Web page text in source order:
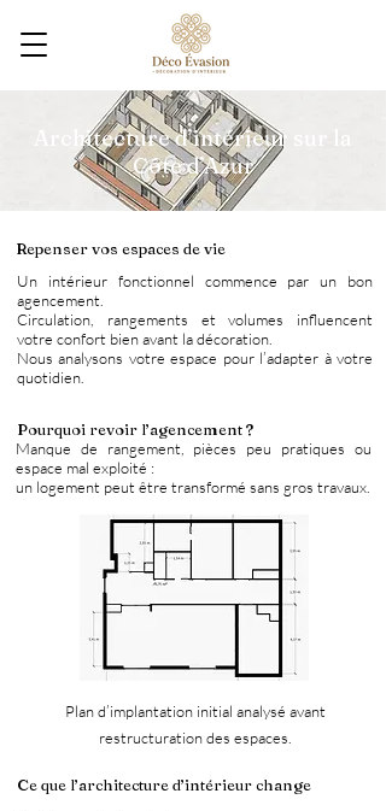
Architecture d’intérieur sur la
Côte d’Azur
Repenser vos espaces de vie
Un intérieur fonctionnel commence par un bon
agencement.
Circulation, rangements et volumes influencent
votre confort bien avant la décoration.
Nous analysons votre espace pour l’adapter à votre
quotidien.
Pourquoi revoir l’agencement ?
Manque de rangement, pièces peu pratiques ou
espace mal exploité :
un logement peut être transformé sans gros travaux.
Plan d’implantation initial analysé avant
restructuration des espaces.
Ce que l’architecture d’intérieur change